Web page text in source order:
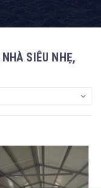
SIÊU NHẸ,